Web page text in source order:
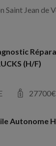
Saint Jean de
(H/F)
27700
Autonome